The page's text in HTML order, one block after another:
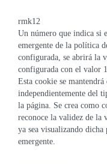
rmk12
Un número que indica si
emergente de la política
configurada, se abrirá la
configurada con el valor
Esta cookie se mantendrá
independientemente del
la página. Se crea como
reconoce la validez de la
ya sea visualizando
emergente.